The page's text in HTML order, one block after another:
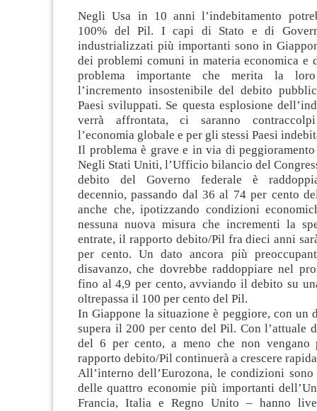
Negli Usa in 10 anni l’indebitamento
100% del Pil. I capi di Stato e di
industrializzati più importanti sono in
dei problemi comuni in materia economica e
problema importante che merita la
l’incremento insostenibile del debito
Paesi sviluppati. Se questa esplosione
verrà affrontata, ci saranno
l’economia globale e per gli stessi Paesi
Il problema è grave e in via di
Negli Stati Uniti, l’Ufficio bilancio del
debito del Governo federale è
decennio, passando dal 36 al 74 per cento
anche che, ipotizzando condizioni
nessuna nuova misura che incrementi la
entrate, il rapporto debito/Pil fra dieci anni
per cento. Un dato ancora più
disavanzo, che dovrebbe raddoppiare nel
fino al 4,9 per cento, avviando il debito su
oltrepassa il 100 per cento del Pil.
In Giappone la situazione è peggiore, con un
supera il 200 per cento del Pil. Con l’attuale
del 6 per cento, a meno che non vengano
rapporto debito/Pil continuerà a crescere
All’interno dell’Eurozona, le condizioni
delle quattro economie più importanti
Francia, Italia e Regno Unito – hanno